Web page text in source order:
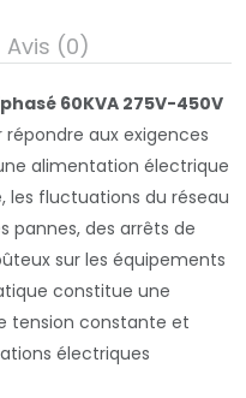
Avis (0)
60KVA 275V-450V
aux exigences
alimentation électrique
les fluctuations du réseau
pannes, des arrêts de
sur les équipements
constitue une
tension constante et
électriques